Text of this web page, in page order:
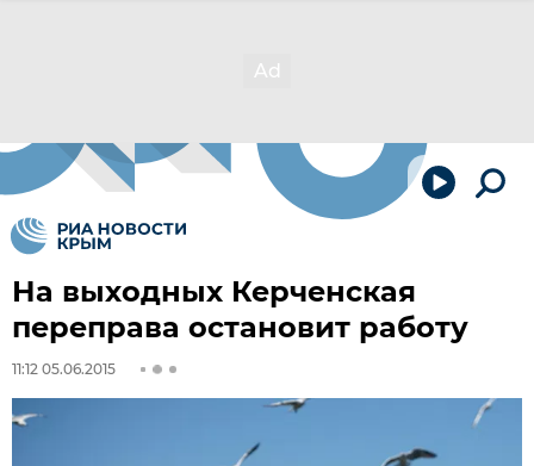
На выходных Керченская
переправа остановит работу
11:12 05.06.2015